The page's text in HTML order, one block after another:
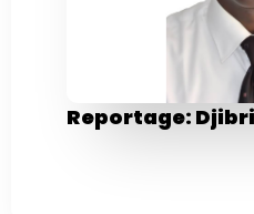
Reportage: